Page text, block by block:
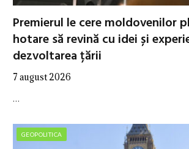
Premierul le cere moldovenilor
hotare să revină cu idei și
dezvoltarea țării
7 august 2026
…
GEOPOLITICA